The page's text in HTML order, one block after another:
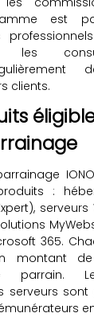
est
les
clients.
:
365.
montant de
parrain.
serveurs